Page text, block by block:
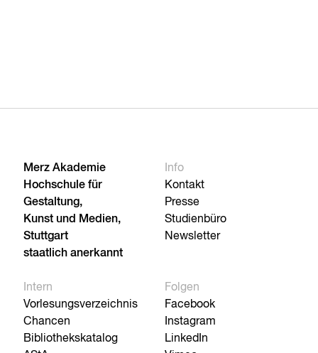
Merz Akademie
Hochschule für
Gestaltung,
Kunst und Medien,
Stuttgart
staatlich anerkannt
Info
Kontakt
Presse
Studienbüro
Newsletter
Intern
Vorlesungsverzeichnis
Chancen
Bibliothekskatalog
Folgen
Facebook
Instagram
LinkedIn